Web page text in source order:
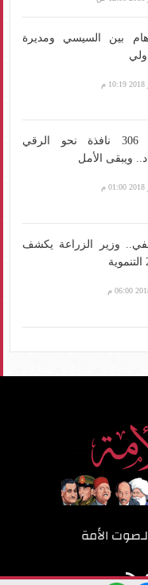
بين السيسي ومديرة
مشروع شارع 306 نافذة نحو الرقي
ويبقى الأمل
وزير الزراعة يكشف
صوت الأمة